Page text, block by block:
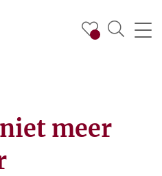
meer